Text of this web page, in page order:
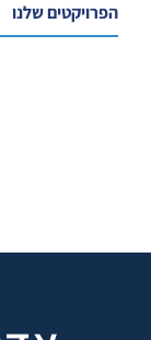
הפרויקטים שלנו